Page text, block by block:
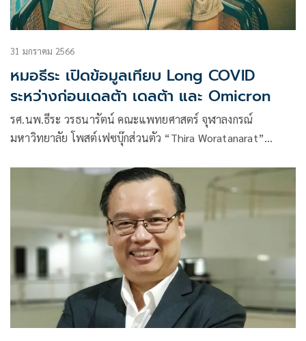
31 มกราคม 2566
หมอธีระ เปิดข้อมูลเทียบ Long COVID
ระหว่างก่อนเดลต้า เดลต้า และ Omicron
รศ.นพ.ธีระ วรธนารัตน์ คณะแพทยศาสตร์ จุฬาลงกรณ์
มหาวิทยาลัย โพสต์เฟซบุ๊กส่วนตัว “Thira Woratanarat”